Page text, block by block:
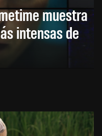
muestra
intensas de